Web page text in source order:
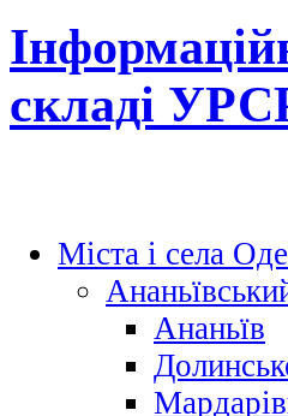
складі
Міста і села
Ананьїв